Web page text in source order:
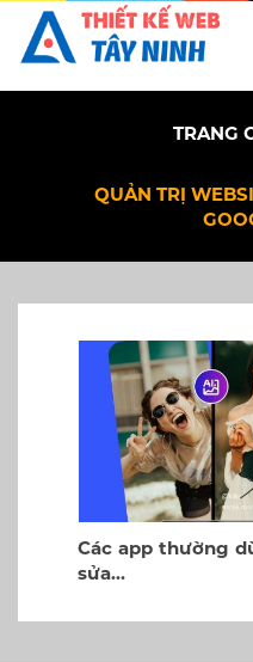
TRANG
QUẢN TRỊ
Dịch vụ
Google tại…